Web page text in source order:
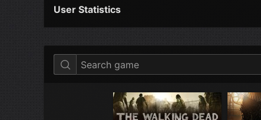
User Statistics
Per Year Last Year Last Month